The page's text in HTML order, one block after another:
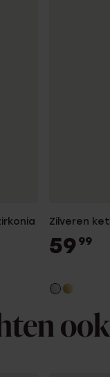
Zilveren
59 99
ook